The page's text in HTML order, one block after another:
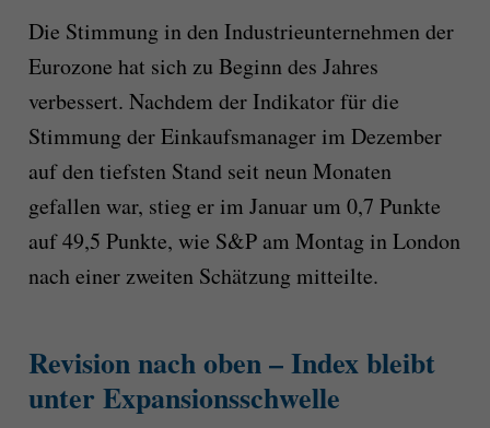
Die Stimmung in den Industrieunternehmen der
Eurozone hat sich zu Beginn des Jahres
verbessert. Nachdem der Indikator für die
Stimmung der Einkaufsmanager im Dezember
auf den tiefsten Stand seit neun Monaten
gefallen war, stieg er im Januar um 0,7 Punkte
auf 49,5 Punkte, wie S&P am Montag in London
nach einer zweiten Schätzung mitteilte.
Revision nach oben – Index bleibt
unter Expansionsschwelle